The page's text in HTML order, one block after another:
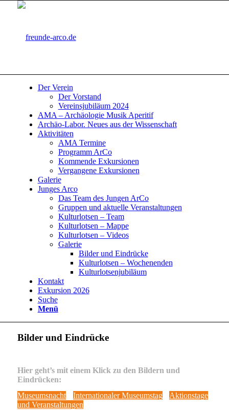
Der Verein
Der Vorstand
Vereinsjubiläum 2024
AMA – Archäologie Musik Aperitif
Archäo-Labor. Neues aus der Wissenschaft
Aktivitäten
AMA Termine
Programm ArCo
Kommende Exkursionen
Vergangene Exkursionen
Galerie
Junges Arco
Das Team des Jungen ArCo
Gruppen und aktuelle Veranstaltungen
Kulturlotsen – Team
Kulturlotsen – Mappe
Kulturlotsen – Videos
Galerie
Bilder und Eindrücke
Kulturlotsen – Wochenenden
Kulturlotsenjubiläum
Kontakt
Exkursion 2026
Suche
Menü
Bilder und Eindrücke
Hier geht’s mit einem Klick zu den Bildern und
Eindrücken:
Museumsnacht
Internationaler Museumstag
Aktionstage
und Veranstaltungen